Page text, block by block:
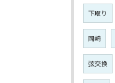
下取り
岡崎
弦交換